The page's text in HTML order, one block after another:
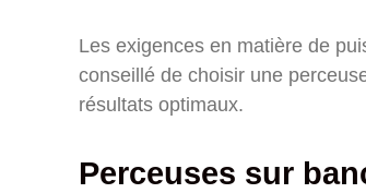
Les exigences en matière de
conseillé de choisir une
résultats optimaux.
Perceuses sur